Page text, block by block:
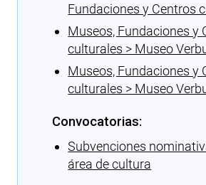
Fundaciones y Centros
Museos, Fundaciones y
culturales > Museo
Museos, Fundaciones y
culturales > Museo
Convocatorias:
Subvenciones
área de cultura